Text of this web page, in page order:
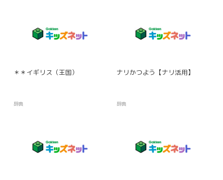
＊＊イギリス（王国）
辞典
ナリかつよう【ナリ活用】
辞典